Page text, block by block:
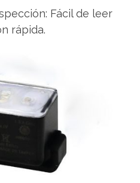
Fácil de leer
rápida.